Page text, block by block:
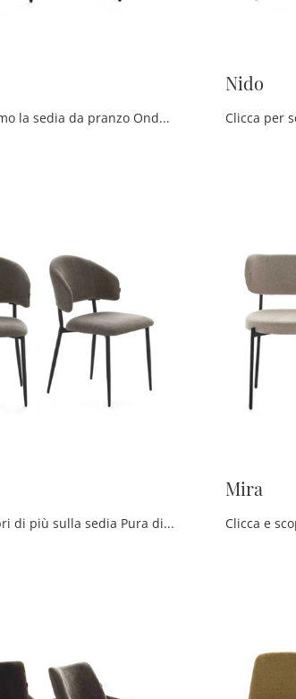
Ti presentiamo la sedia da pranzo Onda per ambientazioni moderne, tra le più originali Sedie fisse di Devina Nais.
Nido
Clicca e scopri di più sulla sedia Pura di Devina Nais in tessuto: le più esclusive Sedie fisse moderne ti attendono.
Mira